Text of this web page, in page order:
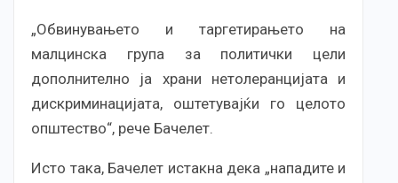
„Обвинувањето и таргетирањето на
малцинска група за политички цели
дополнително ја храни нетолеранцијата и
дискриминацијата, оштетувајќи го целото
општество“, рече Бачелет.
Исто така, Бачелет истакна дека „нападите и